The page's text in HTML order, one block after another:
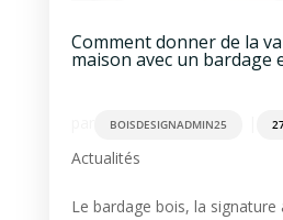
Comment donner de la
maison avec un bardage
BOISDESIGNADMIN25
Actualités
Le bardage bois, la signature